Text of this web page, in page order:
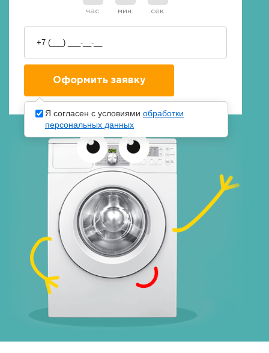
час. мин. сек.
Я согласен с условиями обработки
персональных данных